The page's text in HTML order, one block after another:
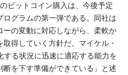
ビットコイン購入は、今後予定
ログラムの第一弾である。同社は
の変動に対応しながら、柔軟か
得していく方針だ。マイケル・
する状況に迅速に適応する能力を
を下す準備ができている」と述